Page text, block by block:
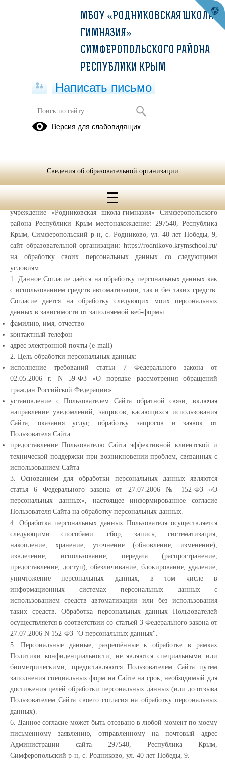
Информированное согласие
посетителя сайта на обработку
согласие Муниципальное бюджетное общеобразовательное
учреждение «Родниковская школа-гимназия» Симферопольского
района Республики Крым местонахождение: 297540, Республика
Крым, Симферопольский р-н, с. Родниково, ул. 40 лет Победы, 9,
сайт образовательной организации: https://rodnikovo.krymschool.ru/
на обработку своих персональных данных со следующими
условиям:
1. Данное Согласие даётся на обработку персональных данных как
с использованием средств автоматизации, так и без таких средств.
Согласие даётся на обработку следующих моих персональных
данных в зависимости от заполняемой веб-формы:
фамилию, имя, отчество
контактный телефон
адрес электронной почты (e-mail)
2. Цель обработки персональных данных:
исполнение требований статьи 7 Федерального закона от
02.05.2006 г. N 59-ФЗ «О порядке рассмотрения обращений
граждан Российской Федерации»
установление с Пользователем Сайта обратной связи, включая
направление уведомлений, запросов, касающихся использования
Сайта, оказания услуг, обработку запросов и заявок от
Пользователя Сайта
предоставление Пользователю Сайта эффективной клиентской и
технической поддержки при возникновении проблем, связанных с
использованием Сайта
3. Основанием для обработки персональных данных являются
статья 6 Федерального закона от 27.07.2006 № 152-ФЗ «О
персональных данных», настоящее информированное согласие
Пользователя Сайта на обработку персональных данных.
4. Обработка персональных данных Пользователя осуществляется
следующими способами: сбор, запись, систематизация,
накопление, хранение, уточнение (обновление, изменение),
извлечение, использование, передача (распространение,
предоставление, доступ), обезличивание, блокирование, удаление,
уничтожение персональных данных, в том числе в
информационных системах персональных данных с
использованием средств автоматизации или без использования
таких средств. Обработка персональных данных Пользователей
осуществляется в соответствии со статьей 3 Федерального закона от
27.07.2006 N 152-ФЗ "О персональных данных".
5. Персональные данные, разрешённые к обработке в рамках
Политики конфиденциальности, не являются специальными или
биометрическими, предоставляются Пользователем Сайта путём
заполнения специальных форм на Сайте на срок, необходимый для
достижения целей обработки персональных данных (или до отзыва
Пользователем Сайта своего согласия на обработку персональных
данных).
6. Данное согласие может быть отозвано в любой момент по моему
письменному заявлению, отправленному на почтовый адрес
Администрации сайта 297540, Республика Крым,
Симферопольский р-н, с. Родниково, ул. 40 лет Победы, 9.
МБОУ «РОДНИКОВСКАЯ ШКОЛА-
ГИМНАЗИЯ»
СИМФЕРОПОЛЬСКОГО РАЙОНА
РЕСПУБЛИКИ КРЫМ
Написать письмо
Версия для слабовидящих
Сведения об образовательной организации